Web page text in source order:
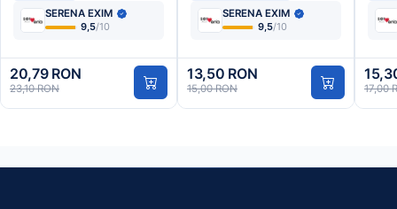
SERENA EXIM
9,5/10
20,79 RON
23,10 RON
SERENA EXIM
9,5/10
13,50 RON
15,00 RON 17,00